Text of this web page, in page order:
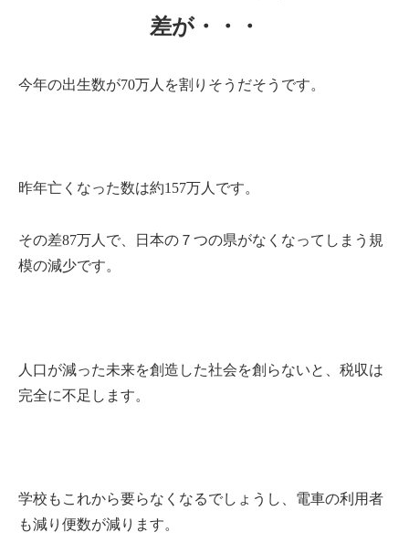
差が・・・
今年の出生数が70万人を割りそうだそうです。
昨年亡くなった数は約157万人です。
その差87万人で、日本の７つの県がなくなってしまう規
模の減少です。
人口が減った未来を創造した社会を創らないと、税収は
完全に不足します。
学校もこれから要らなくなるでしょうし、電車の利用者
も減り便数が減ります。